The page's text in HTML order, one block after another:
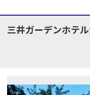
三井ガーデンホテ